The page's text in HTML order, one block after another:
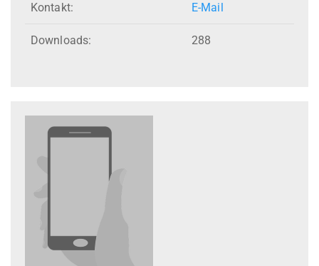
Kontakt: E-Mail
Downloads: 288